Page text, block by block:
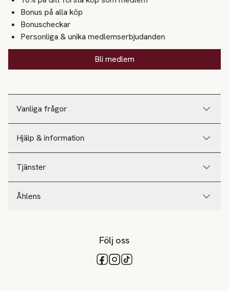
Vanliga frågor
Hjälp & information
Tjänster
Åhlens
Bonus på alla köp
Bonuscheckar
Personliga & unika medlemserbjudanden
Bli medlem
Följ oss